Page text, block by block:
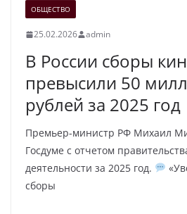
ОБЩЕСТВО
25.02.2026 admin
В России сборы
превысили 50
рублей за 2025 год
Премьер-министр РФ Михаил
Госдуме с отчетом
деятельности за 2025 год.
сборы